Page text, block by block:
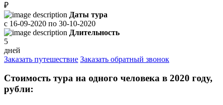
₽
Даты тура
с 16-09-2020 по 30-10-2020
Длительность
5
дней
Заказать путешествие Заказать обратный звонок
Стоимость тура на одного человека в 2020 году,
рубли: